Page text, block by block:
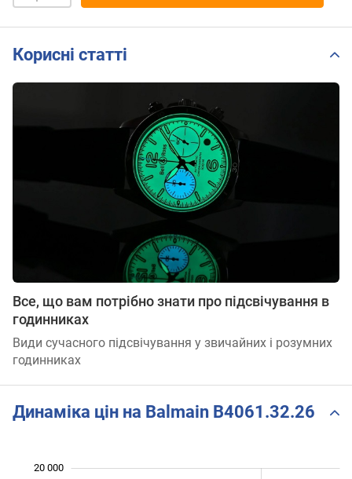
Корисні статті
Все, що вам потрібно знати про підсвічування в
годинниках
Види сучасного підсвічування у звичайних і розумних
годинниках
Динаміка цін на Balmain B4061.32.26
20 000